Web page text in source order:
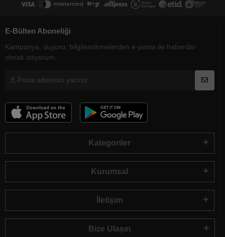
E-Bülten Aboneliği
Kampanya, duyuru, bilgilendirmelerden e-posta ile haberdar
olmak istiyorum.
Kategoriler
Kurumsal
İletişim
Bize Ulaşın